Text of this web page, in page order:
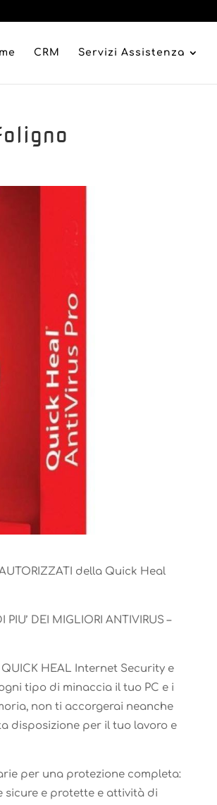
CRM Servizi Assistenza
della Quick Heal
DEI MIGLIORI ANTIVIRUS –
HEAL Internet Security e
tipo di minaccia il tuo PC e i
non ti accorgerai neanche
disposizione per il tuo lavoro e
per una protezione completa:
sicure e protette e attività di